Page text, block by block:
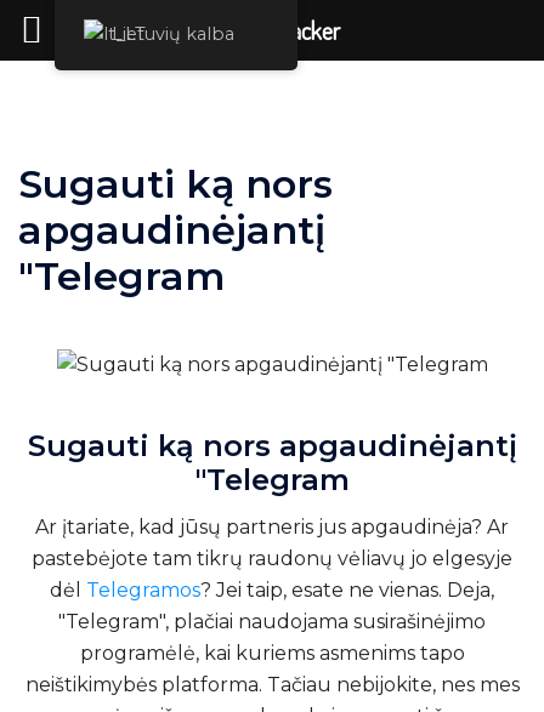
Pereiti
Sugauti ką nors
apgaudinėjantį
"Telegram
Sugauti ką nors apgaudinėjantį
"Telegram
Ar įtariate, kad jūsų partneris jus apgaudinėja? Ar
pastebėjote tam tikrų raudonų vėliavų jo elgesyje
dėl Telegramos? Jei taip, esate ne vienas. Deja,
"Telegram", plačiai naudojama susirašinėjimo
programėlė, kai kuriems asmenims tapo
neištikimybės platforma. Tačiau nebijokite, nes mes
Lietuvių kalbaNuoma Hacker